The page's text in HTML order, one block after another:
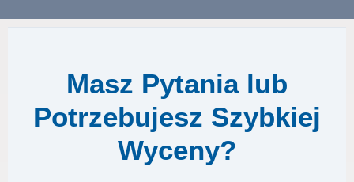
Masz Pytania lub
Potrzebujesz Szybkiej
Wyceny?